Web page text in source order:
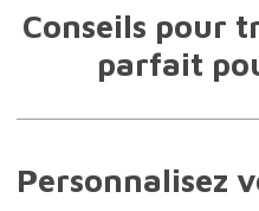
Conseils pour
parfait
Personnalisez